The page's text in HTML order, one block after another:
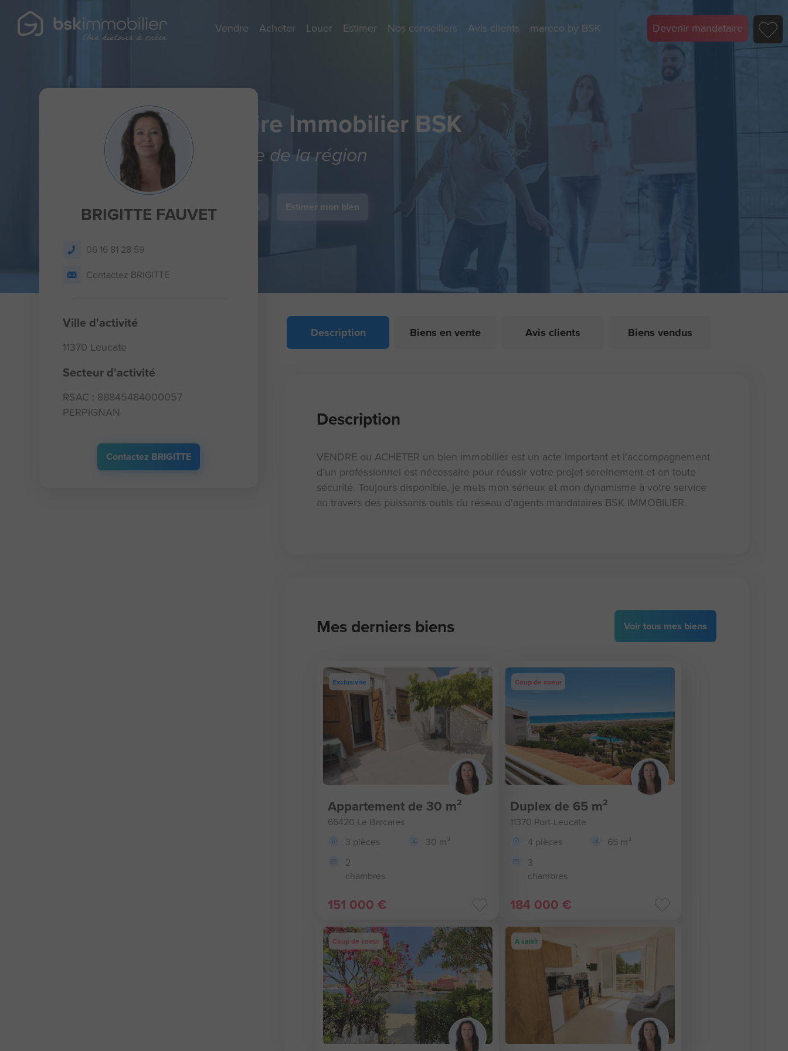
Vendre Acheter Louer Estimer Nos conseillers Avis clients mareco by BSK Devenir mandataire
Agent Mandataire Immobilier BSK
Spécialiste de la région
Je dépose un avis Estimer mon bien
BRIGITTE FAUVET
06 16 81 28 59
Contactez BRIGITTE
Ville d'activité
11370 Leucate
Secteur d'activité
RSAC : 88845484000057
PERPIGNAN
Contactez BRIGITTE
Description Biens en vente Avis clients Biens vendus
Description
VENDRE ou ACHETER un bien immobilier est un acte important et l’accompagnement
d’un professionnel est nécessaire pour réussir votre projet sereinement et en toute
sécurité. Toujours disponible, je mets mon sérieux et mon dynamisme à votre service
au travers des puissants outils du réseau d'agents mandataires BSK IMMOBILIER.
Mes derniers biens Voirtous mes biens
Exclusivité
Appartement de 30 m²
66420 Le Barcares
3 pièces
30 m²
2
chambres
151 000 €
Coup de coeur
Duplex de 65 m²
11370 Port-Leucate
4 pièces
65 m²
3
chambres
184 000 €
Coup de coeur À saisir